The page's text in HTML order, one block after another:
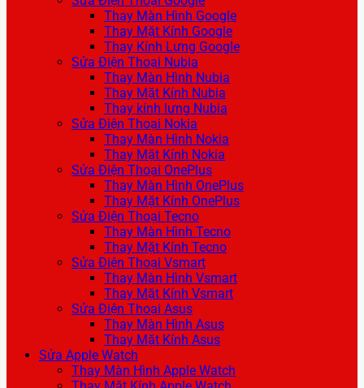
Thay Màn Hình Google
Thay Mặt Kính Google
Thay Kính Lưng Google
Sửa Điện Thoại Nubia
Thay Màn Hình Nubia
Thay Mặt Kính Nubia
Thay kính lưng Nubia
Sửa Điện Thoại Nokia
Thay Màn Hình Nokia
Thay Mặt Kính Nokia
Sửa Điện Thoại OnePlus
Thay Màn Hình OnePlus
Thay Mặt Kính OnePlus
Sửa Điện Thoại Tecno
Thay Màn Hình Tecno
Thay Mặt Kính Tecno
Sửa Điện Thoại Vsmart
Thay Màn Hình Vsmart
Thay Mặt Kính Vsmart
Sửa Điện Thoại Asus
Thay Màn Hình Asus
Thay Mặt Kính Asus
Sửa Apple Watch
Thay Màn Hình Apple Watch